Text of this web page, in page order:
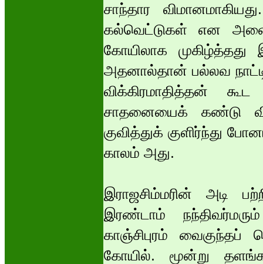
சாந்தார
கல்வெட்டுகள் என
கோயிலாக
அதனால்தான் பல்லவ
விக்கிரமாதித்தன்
சாதனையைக் கண்டு
குவித்துக் குளிர்ந்து
காலம் அது.
இராஜசிம்மரின் அடி
இரண்டாம்
காஞ்சிபுரம் வைகுந்தப்
கோயில். மூன்று